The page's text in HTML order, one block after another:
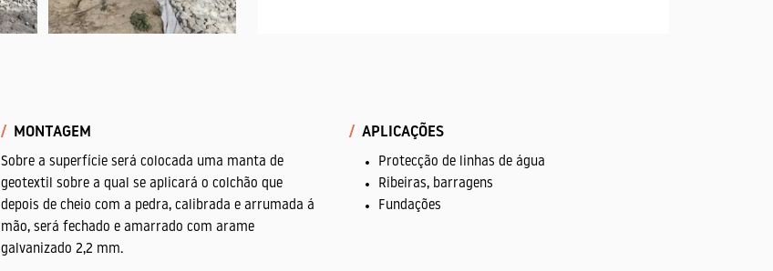
MONTAGEM
Sobre a superfície será colocada uma manta de
geotextil sobre a qual se aplicará o colchão que
depois de cheio com a pedra, calibrada e arrumada á
mão, será fechado e amarrado com arame
galvanizado 2,2 mm.
APLICAÇÕES
Protecção de linhas de água
Ribeiras, barragens
Fundações